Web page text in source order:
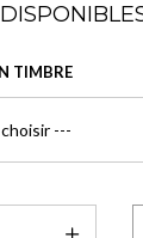
TIMBRE